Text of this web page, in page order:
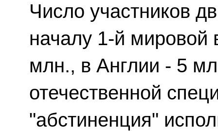
Число участников
началу 1-й
млн., в Англии - 5
отечественной
"абстиненция"